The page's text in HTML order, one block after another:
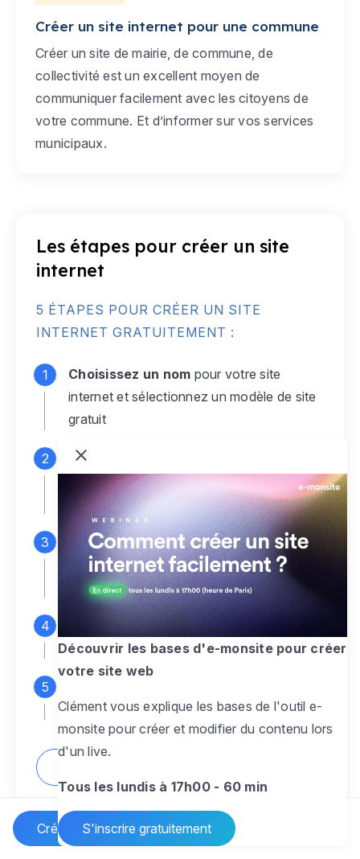
Créer un site Internet
Créer un site internet pour une commune
Créer un site de mairie, de commune, de
collectivité est un excellent moyen de
communiquer facilement avec les citoyens de
votre commune. Et d’informer sur vos services
municipaux.
Les étapes pour créer un site
internet
5 ÉTAPES POUR CRÉER UN SITE
INTERNET GRATUITEMENT :
Choisissez un nom pour votre site
internet et sélectionnez un modèle de site
gratuit
Connectez-vous
monsite gratuit pour accéder à votre
espace d'administration
Personnalisez entièrement le
designpour créer un site web sur-mesure,
à votre image
Ajoutez des pagessans limite pour
présenter votre activité, votre passion
pour rendre votre site dynamique
Découvrir les bases d'e-monsite pour créer
votre site web
Clément vous explique les bases de l'outil e-
monsite pour créer et modifier du contenu lors
d'un live.
Tous les lundis à 17h00 - 60 min
S'inscrire gratuitement